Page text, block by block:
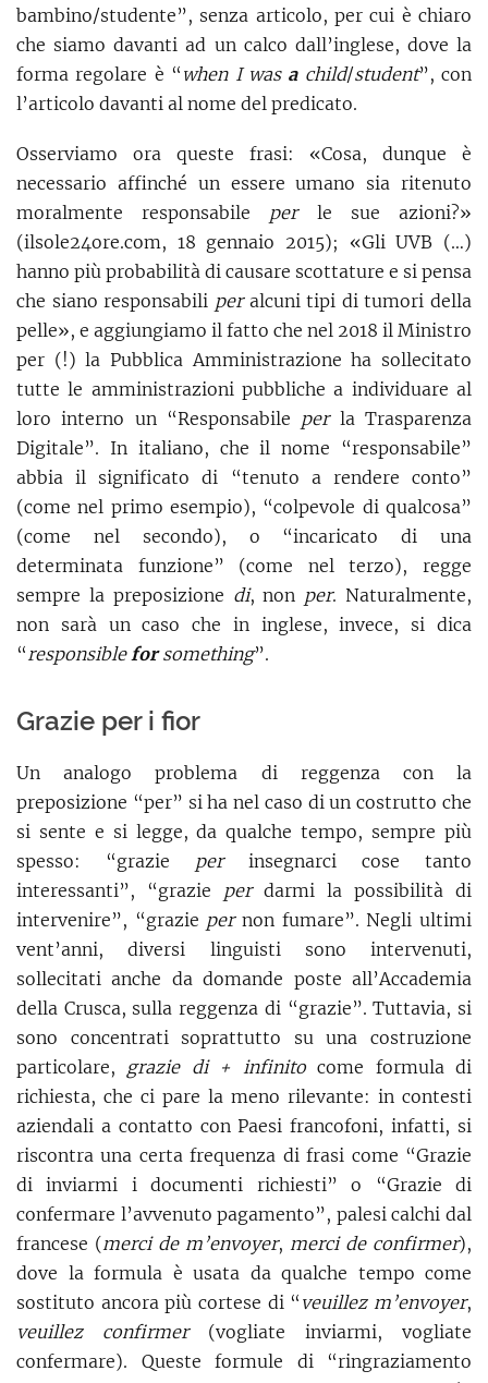
bambino/studente”, senza articolo, per cui è chiaro
che siamo davanti ad un calco dall’inglese, dove la
forma regolare è “ when I was achild/student”, con
l’articolo davanti al nome del predicato.
Osserviamo ora queste frasi: «Cosa, dunque è
necessario affinché un essere umano sia ritenuto
moralmente responsabile perle sue azioni?»
(ilsole24ore.com, 18 gennaio 2015); «Gli UVB (…)
hanno più probabilità di causare scottature e si pensa
che siano responsabili peralcuni tipi di tumori della
pelle», e aggiungiamo il fatto che nel 2018 il Ministro
per (!) la Pubblica Amministrazione ha sollecitato
tutte le amministrazioni pubbliche a individuare al
loro interno un “Responsabile perla Trasparenza
Digitale”. In italiano, che il nome “responsabile”
abbia il significato di “tenuto a rendere conto”
(come nel primo esempio), “colpevole di qualcosa”
(come nel secondo), o “incaricato di una
determinata funzione” (come nel terzo), regge
sempre la preposizione di, non per. Naturalmente,
non sarà un caso che in inglese, invece, si dica
“responsibleforsomething”.
Grazie per i fior
Un analogo problema di reggenza con la
preposizione “per” si ha nel caso di un costrutto che
si sente e si legge, da qualche tempo, sempre più
spesso: “grazie perinsegnarci cose tanto
interessanti”, “grazie perdarmi la possibilità di
intervenire”, “grazie pernon fumare”. Negli ultimi
vent’anni, diversi linguisti sono intervenuti,
sollecitati anche da domande poste all’Accademia
della Crusca, sulla reggenza di “grazie”. Tuttavia, si
sono concentrati soprattutto su una costruzione
particolare, grazie di + infinitocome formula di
richiesta, che ci pare la meno rilevante: in contesti
aziendali a contatto con Paesi francofoni, infatti, si
riscontra una certa frequenza di frasi come “Grazie
di inviarmi i documenti richiesti” o “Grazie di
confermare l’avvenuto pagamento”, palesi calchi dal
francese (merci de m’envoyer, merci de confirmer),
dove la formula è usata da qualche tempo come
sostituto ancora più cortese di “ veuillez m’envoyer,
veuillez confirmer (vogliate inviarmi, vogliate
confermare). Queste formule di “ringraziamento